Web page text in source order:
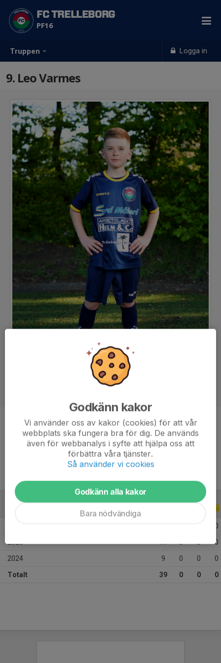
Truppen Logga in
FC TRELLEBORG
PF16
9. Leo Varmes
Position
-
9 år
ALLA ÅR
0
2025 17 0 0 0
2024 9 0 0 0
Totalt 39 0 0 0
Godkänn kakor
Vi använder oss av kakor (cookies) för att vår
webbplats ska fungera bra för dig. De används
även för webbanalys i syfte att hjälpa oss att
förbättra våra tjänster.
Så använder vi cookies
Godkänn alla kakor
Bara nödvändiga